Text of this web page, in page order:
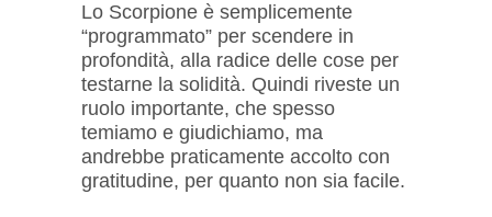
Lo Scorpione è semplicemente
“programmato” per scendere in
profondità, alla radice delle cose per
testarne la solidità. Quindi riveste un
ruolo importante, che spesso
temiamo e giudichiamo, ma
andrebbe praticamente accolto con
gratitudine, per quanto non sia facile.